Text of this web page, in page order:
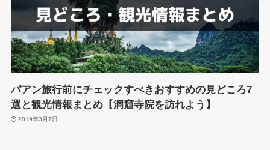
パアン旅行前にチェックすべきおすすめの見どころ7
選と観光情報まとめ【洞窟寺院を訪れよう】
2019年3月7日